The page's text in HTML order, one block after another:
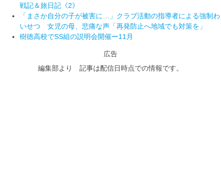
戦記＆旅日記《2》
「まさか自分の子が被害に…」クラブ活動の指導者による強制わ
いせつ 女児の母、悲痛な声「再発防止へ地域でも対策を」
樹徳高校でSS組の説明会開催ー11月
広告
編集部より 記事は配信日時点での情報です。